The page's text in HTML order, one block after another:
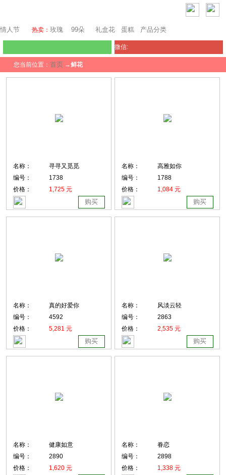
情人节 热卖： 玫瑰 99朵 礼盒花 蛋糕 产品分类
微信:
您当前位置： 首页 →鲜花
名称：
寻寻又觅觅
编号：
1738
价格：
1,725 元
购买
名称：
高雅如你
编号：
1788
价格：
1,084 元
购买
名称：
真的好爱你
编号：
4592
价格：
5,281 元
购买
名称：
风淡云轻
编号：
2863
价格：
2,535 元
购买
名称：
健康如意
编号：
2890
价格：
1,620 元
名称：
眷恋
编号：
2898
价格：
1,338 元